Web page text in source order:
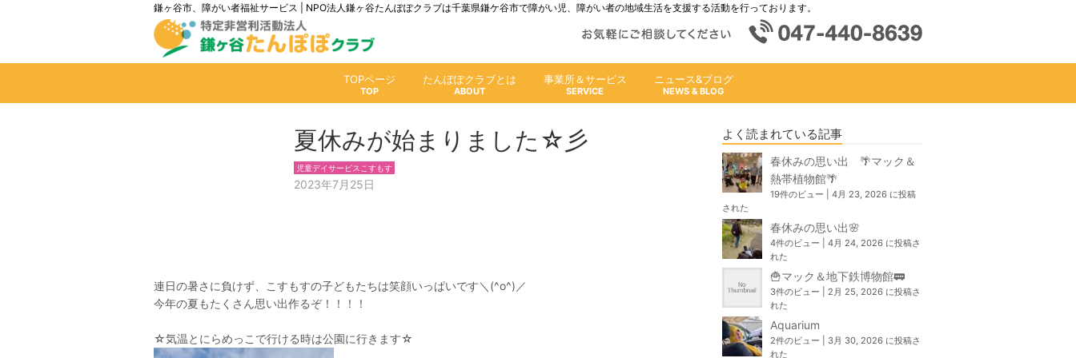
鎌ヶ谷市、障がい者福祉サービス | NPO法人鎌ヶ谷たんぽぽクラブは千葉県鎌ケ谷市で障がい児、障がい者の地域生活を支援する活動を行っております。
TOPページ たんぽぽクラブとは 事業所＆サービス ニュース&ブログ
夏休みが始まりました☆彡
児童デイサービスこすもす
2023年7月25日
連日の暑さに負けず、こすもすの子どもたちは笑顔いっぱいです＼(^o^)／
今年の夏もたくさん思い出作るぞ！！！！
☆気温とにらめっこで行ける時は公園に行きます☆
よく読まれている記事
春休みの思い出 🌴マック＆
熱帯植物館🌴
19件のビュー
4月 23, 2026 に投稿
された
春休みの思い出🌸
4件のビュー
4月 24, 2026 に投稿さ
れた
🍟マック＆地下鉄博物館🚃
3件のビュー
2月 25, 2026 に投稿さ
れた
Aquarium
2件のビュー
3月 30, 2026 に投稿さ
れた